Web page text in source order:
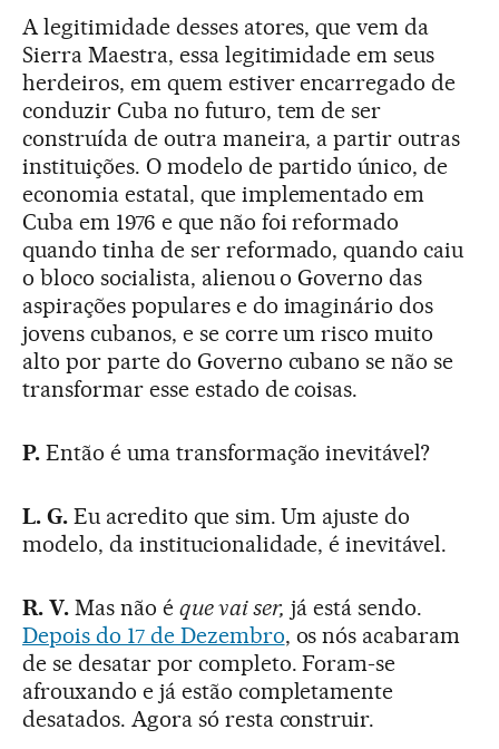
A legitimidade desses atores, que vem da
Sierra Maestra, essa legitimidade em seus
herdeiros, em quem estiver encarregado de
conduzir Cuba no futuro, tem de ser
construída de outra maneira, a partir outras
instituições. O modelo de partido único, de
economia estatal, que implementado em
Cuba em 1976 e que não foi reformado
quando tinha de ser reformado, quando caiu
o bloco socialista, alienou o Governo das
aspirações populares e do imaginário dos
jovens cubanos, e se corre um risco muito
alto por parte do Governo cubano se não se
transformar esse estado de coisas.
P.Então é uma transformação inevitável?
L. G. Eu acredito que sim. Um ajuste do
modelo, da institucionalidade, é inevitável.
R. V. Mas não é que vai ser, já está sendo.
Depois do 17 de Dezembro, os nós acabaram
de se desatar por completo. Foram-se
afrouxando e já estão completamente
desatados. Agora só resta construir.